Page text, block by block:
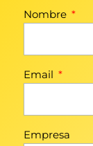
Nombre
Email
Empresa